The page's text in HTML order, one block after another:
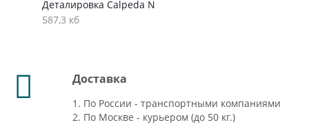
Деталировка Calpeda N
587,3 кб
Доставка
1. По России - транспортными компаниями
2. По Москве - курьером (до 50 кг.)